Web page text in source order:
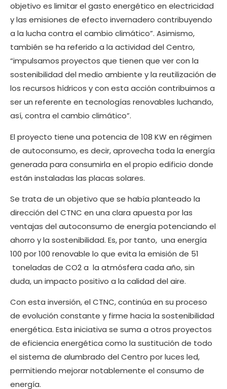
objetivo es limitar el gasto energético en electricidad
y las emisiones de efecto invernadero contribuyendo
a la lucha contra el cambio climático”. Asimismo,
también se ha referido a la actividad del Centro,
“impulsamos proyectos que tienen que ver con la
sostenibilidad del medio ambiente y la reutilización de
los recursos hídricos y con esta acción contribuimos a
ser un referente en tecnologías renovables luchando,
así, contra el cambio climático”.
El proyecto tiene una potencia de 108 KW en régimen
de autoconsumo, es decir, aprovecha toda la energía
generada para consumirla en el propio edificio donde
están instaladas las placas solares.
Se trata de un objetivo que se había planteado la
dirección del CTNC en una clara apuesta por las
ventajas del autoconsumo de energía potenciando el
ahorro y la sostenibilidad. Es, por tanto, una energía
100 por 100 renovable lo que evita la emisión de 51
toneladas de CO2 a la atmósfera cada año, sin
duda, un impacto positivo a la calidad del aire.
Con esta inversión, el CTNC, continúa en su proceso
de evolución constante y firme hacia la sostenibilidad
energética. Esta iniciativa se suma a otros proyectos
de eficiencia energética como la sustitución de todo
el sistema de alumbrado del Centro por luces led,
permitiendo mejorar notablemente el consumo de
energía.